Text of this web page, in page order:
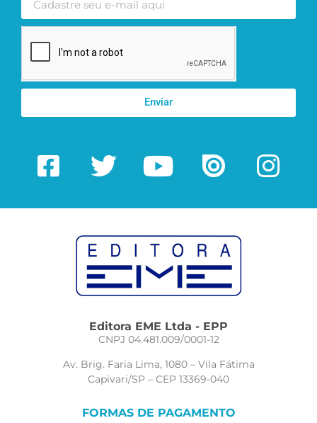
Enviar
Editora EME Ltda - EPP
CNPJ 04.481.009/0001-12
Av. Brig. Faria Lima, 1080 – Vila Fátima
Capivari/SP – CEP 13369-040
FORMAS DE PAGAMENTO